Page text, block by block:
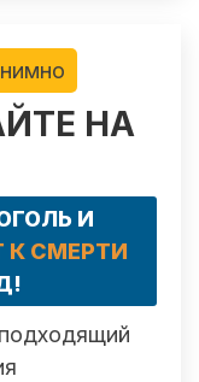
НА
И
К СМЕРТИ